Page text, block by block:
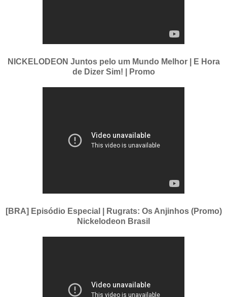
NICKELODEON Juntos pelo um Mundo Melhor | E Hora
de Dizer Sim! | Promo
[BRA] Episódio Especial | Rugrats: Os Anjinhos (Promo)
Nickelodeon Brasil